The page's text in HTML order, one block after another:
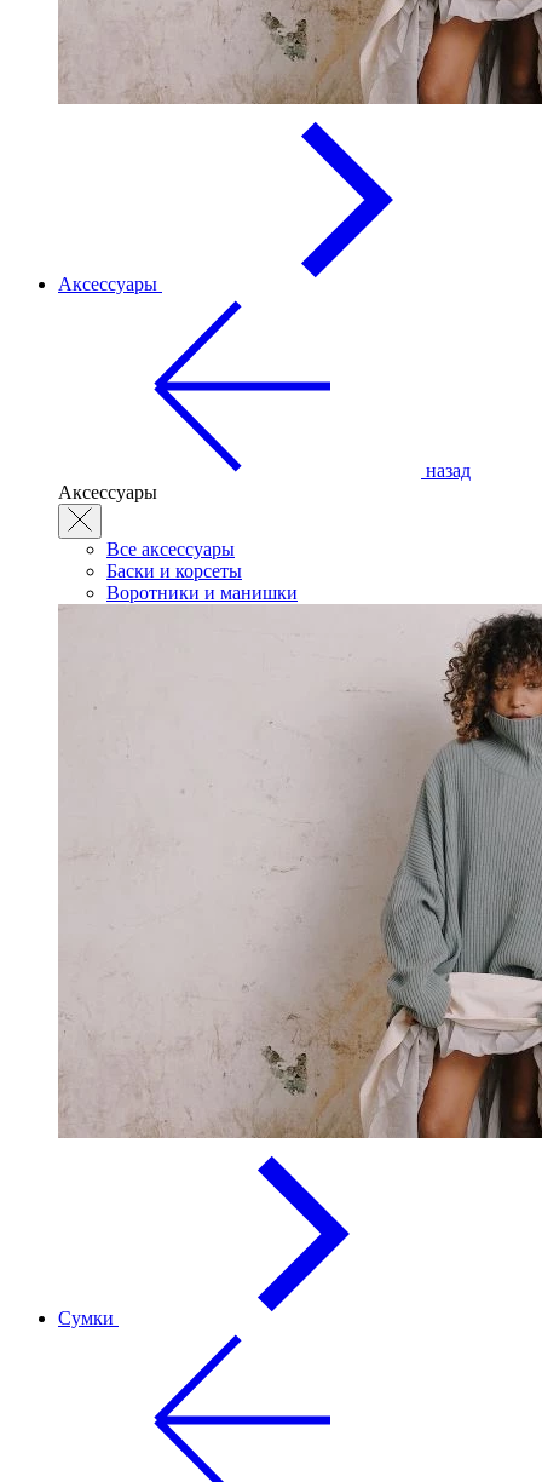
Аксессуары
назад
Аксессуары
Все аксессуары
Баски и корсеты
Воротники и манишки
Сумки